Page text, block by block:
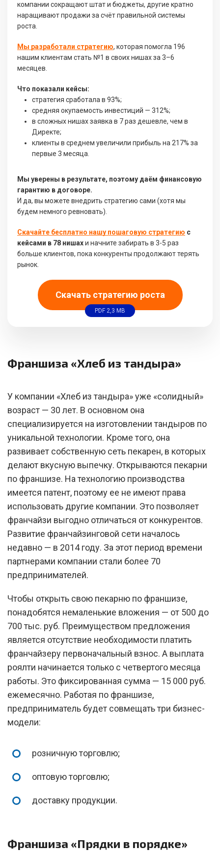
компании сокращают штат и бюджеты, другие кратно
наращивают продажи за счёт правильной системы
роста.
Мы разработали стратегию, которая помогла 196
нашим клиентам стать №1 в своих нишах за 3–6
месяцев.
Что показали кейсы:
стратегия сработала в 93%;
средняя окупаемость инвестиций — 312%;
в сложных нишах заявка в 7 раз дешевле, чем в
Директе;
клиенты в среднем увеличили прибыль на 217% за
первые 3 месяца.
Мы уверены в результате, поэтому даём финансовую
гарантию в договоре.
И да, вы можете внедрить стратегию сами (хотя мы
будем немного ревновать).
Скачайте бесплатно нашу пошаговую стратегию с
кейсами в 78 нишахи начните забирать в 3-5 раз
больше клиентов, пока конкуренты продолжают терять
рынок.
Скачать стратегию роста
PDF 2,3 MB
Франшиза «Хлеб из тандыра»
У компании «Хлеб из тандыра» уже «солидный»
возраст — 30 лет. В основном она
специализируется на изготовлении тандыров по
уникальной технологии. Кроме того, она
развивает собственную сеть пекарен, в которых
делают вкусную выпечку. Открываются пекарни
по франшизе. На технологию производства
имеется патент, поэтому ее не имеют права
использовать другие компании. Это позволяет
франчайзи выгодно отличаться от конкурентов.
Развитие франчайзинговой сети началось
недавно — в 2014 году. За этот период времени
партнерами компании стали более 70
предпринимателей.
Чтобы открыть свою пекарню по франшизе,
понадобятся немаленькие вложения — от 500 до
700 тыс. руб. Преимуществом предложения
является отсутствие необходимости платить
франчайзеру первоначальный взнос. А выплата
роялти начинается только с четвертого месяца
работы. Это фиксированная сумма — 15 000 руб.
ежемесячно. Работая по франшизе,
предприниматель будет совмещать три бизнес-
модели:
розничную торговлю;
оптовую торговлю;
доставку продукции.
Франшиза «Прядки в порядке»